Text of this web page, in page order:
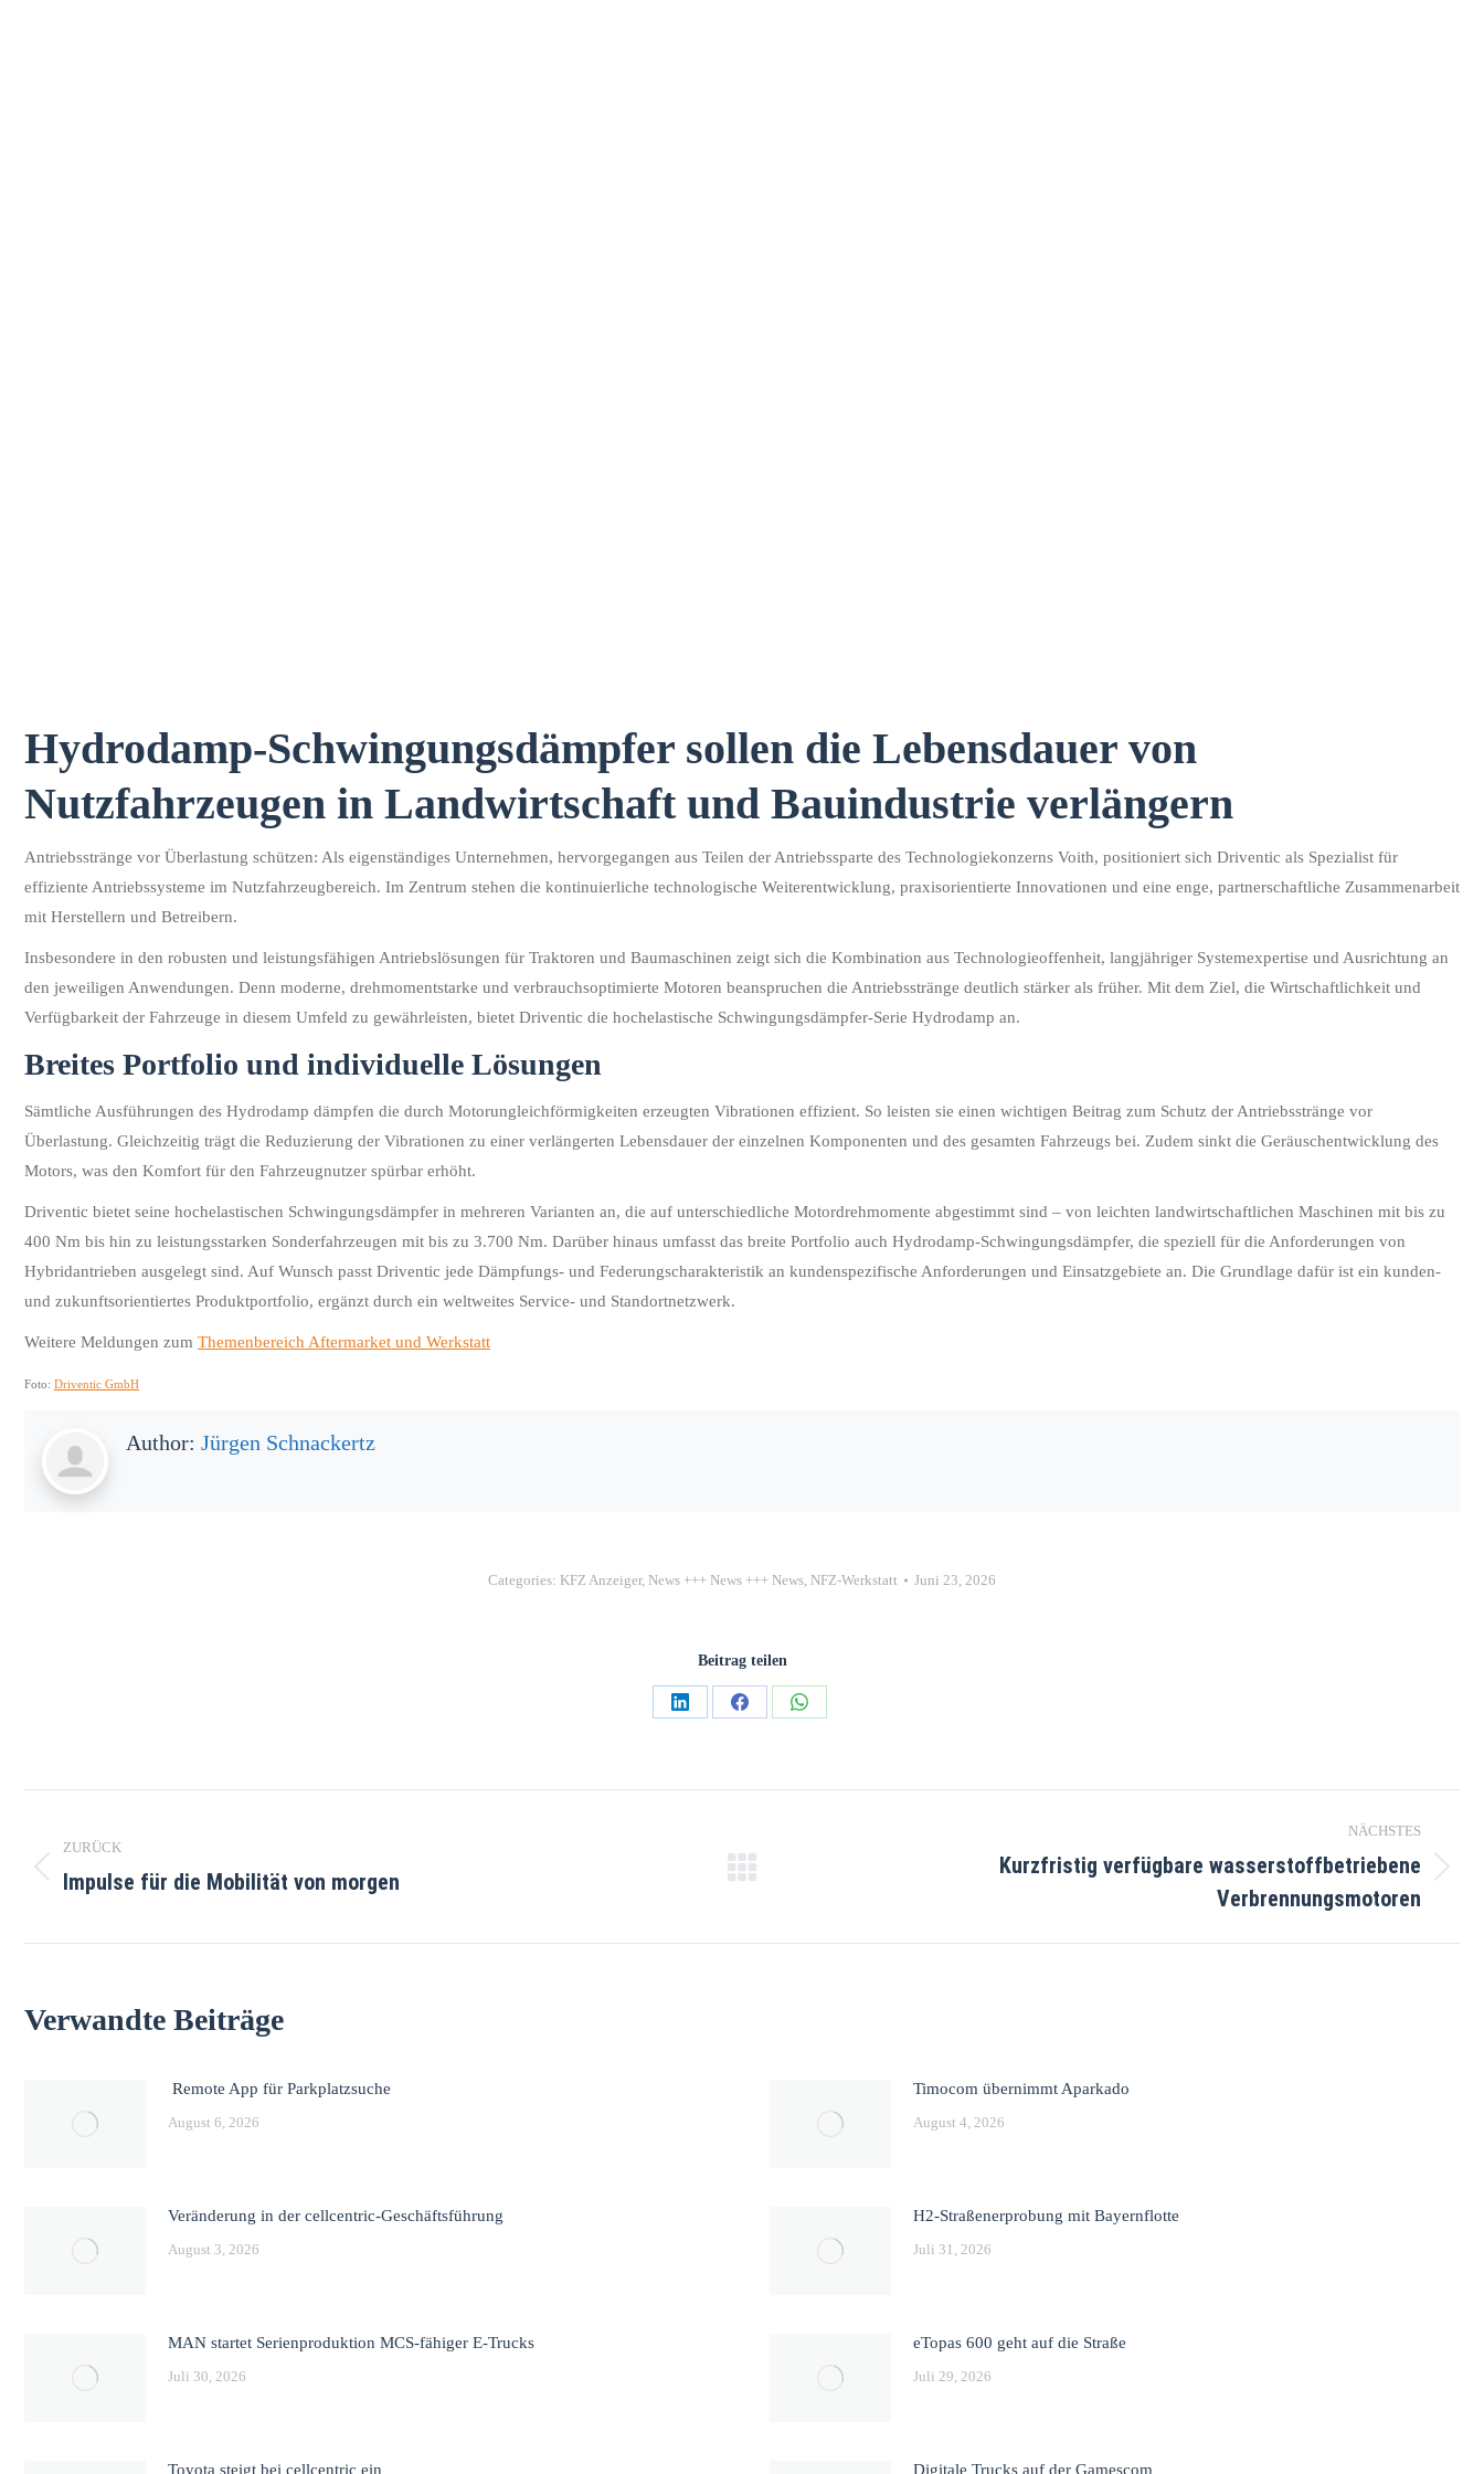
Hydrodamp-Schwingungsdämpfer sollen die Lebensdauer von
Nutzfahrzeugen in Landwirtschaft und Bauindustrie verlängern
Antriebsstränge vor Überlastung schützen: Als eigenständiges Unternehmen, hervorgegangen aus Teilen der Antriebssparte des Technologiekonzerns Voith, positioniert sich Driventic als Spezialist für
effiziente Antriebssysteme im Nutzfahrzeugbereich. Im Zentrum stehen die kontinuierliche technologische Weiterentwicklung, praxisorientierte Innovationen und eine enge, partnerschaftliche Zusammenarbeit
mit Herstellern und Betreibern.
Insbesondere in den robusten und leistungsfähigen Antriebslösungen für Traktoren und Baumaschinen zeigt sich die Kombination aus Technologieoffenheit, langjähriger Systemexpertise und Ausrichtung an
den jeweiligen Anwendungen. Denn moderne, drehmomentstarke und verbrauchsoptimierte Motoren beanspruchen die Antriebsstränge deutlich stärker als früher. Mit dem Ziel, die Wirtschaftlichkeit und
Verfügbarkeit der Fahrzeuge in diesem Umfeld zu gewährleisten, bietet Driventic die hochelastische Schwingungsdämpfer-Serie Hydrodamp an.
Breites Portfolio und individuelle Lösungen
Sämtliche Ausführungen des Hydrodamp dämpfen die durch Motorungleichförmigkeiten erzeugten Vibrationen effizient. So leisten sie einen wichtigen Beitrag zum Schutz der Antriebsstränge vor
Überlastung. Gleichzeitig trägt die Reduzierung der Vibrationen zu einer verlängerten Lebensdauer der einzelnen Komponenten und des gesamten Fahrzeugs bei. Zudem sinkt die Geräuschentwicklung des
Motors, was den Komfort für den Fahrzeugnutzer spürbar erhöht.
Driventic bietet seine hochelastischen Schwingungsdämpfer in mehreren Varianten an, die auf unterschiedliche Motordrehmomente abgestimmt sind – von leichten landwirtschaftlichen Maschinen mit bis zu
400 Nm bis hin zu leistungsstarken Sonderfahrzeugen mit bis zu 3.700 Nm. Darüber hinaus umfasst das breite Portfolio auch Hydrodamp-Schwingungsdämpfer, die speziell für die Anforderungen von
Hybridantrieben ausgelegt sind. Auf Wunsch passt Driventic jede Dämpfungs- und Federungscharakteristik an kundenspezifische Anforderungen und Einsatzgebiete an. Die Grundlage dafür ist ein kunden-
und zukunftsorientiertes Produktportfolio, ergänzt durch ein weltweites Service- und Standortnetzwerk.
Weitere Meldungen zum Themenbereich Aftermarket und Werkstatt
Foto: Driventic GmbH
Author: Jürgen Schnackertz
Categories: KFZ Anzeiger, News +++ News +++ News, NFZ-Werkstatt Juni 23, 2026
Beitrag teilen
Teilen
Teilen
Teilen
ZURÜCK
Vorheriger
Impulse für die Mobilität von morgen
NÄCHSTES
Kurzfristig verfügbare wasserstoffbetriebene
Verbrennungsmotoren
Verwandte Beiträge
Remote App für Parkplatzsuche
August 6, 2026
Timocom übernimmt Aparkado
August 4, 2026
Veränderung in der cellcentric-Geschäftsführung
August 3, 2026
H2-Straßenerprobung mit Bayernflotte
Juli 31, 2026
MAN startet Serienproduktion MCS-fähiger E-Trucks
Juli 30, 2026
eTopas 600 geht auf die Straße
Juli 29, 2026
Toyota steigt bei cellcentric ein Digitale Trucks auf der Gamescom